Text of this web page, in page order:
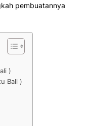
pembuatannya
)
Bali )